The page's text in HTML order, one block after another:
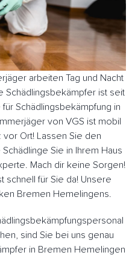
arbeiten Tag und Nacht
Schädlingsbekämpfer ist seit
Schädlingsbekämpfung in
von VGS ist mobil
vor Ort! Lassen Sie den
Sie in Ihrem Haus
Mach dir keine Sorgen!
schnell für Sie da! Unsere
Bremen Hemelingens.
sind Sie bei uns genau
in Bremen Hemelingen